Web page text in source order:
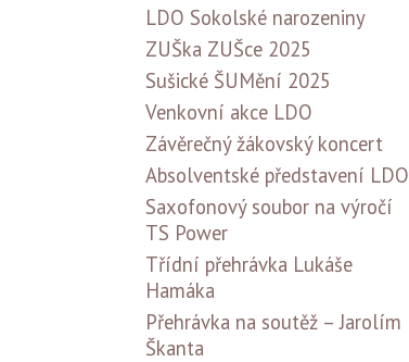
LDO Sokolské narozeniny
ZUŠka ZUŠce 2025
Sušické ŠUMění 2025
Venkovní akce LDO
Závěrečný žákovský koncert
Absolventské představení LDO
Saxofonový soubor na výročí
TS Power
Třídní přehrávka Lukáše
Hamáka
Přehrávka na soutěž – Jarolím
Škanta